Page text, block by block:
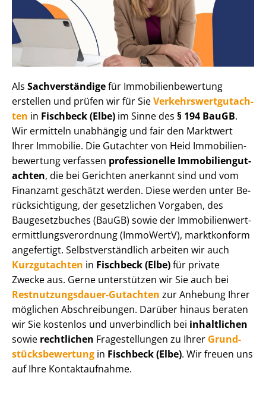
Als Sachverständigefür Im­mo­bi­li­en­be­wer­tung
erstellen und prüfen wir für SieVer­kehrs­wert­gut­ach­
ten in Fischbeck (Elbe) im Sinne des § 194 BauGB.
Wir ermitteln unabhängig und fair den Marktwert
Ihrer Immobilie. Die Gutachter von Heid Im­mo­bi­li­en­
be­wer­tung verfassen professionelle Im­mo­bi­li­en­gut­
ach­ten, die bei Gerichten anerkannt sind und vom
Finanzamt geschätzt werden. Diese werden unter Be­
rück­sich­ti­gung, der gesetzlichen Vorgaben, des
Baugesetzbuches (BauGB) sowie der Im­mo­bi­li­en­wert­
ermitt­lungs­ver­ord­nung (ImmoWertV), marktkonform
angefertigt. Selbst­ver­ständ­lich arbeiten wir auch
Kurzgutachten in Fischbeck (Elbe)für private
Zwecke aus. Gerne unterstützen wir Sie auch bei
Rest­nut­zungs­dau­er-Gutachten zur Anhebung Ihrer
möglichen Abschreibungen. Darüber hinaus beraten
wir Sie kostenlos und unverbindlich bei inhaltlichen
sowie rechtlichen Fragestellungen zu Ihrer Grund­
stücks­be­wer­tung in Fischbeck (Elbe). Wir freuen uns
auf Ihre Kontaktaufnahme.